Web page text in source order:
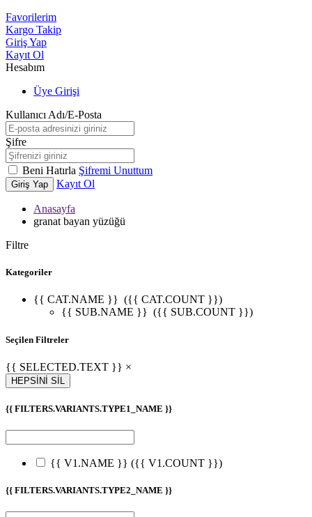
Favorilerim
Kargo Takip
Giriş Yap
Kayıt Ol
Hesabım
Üye Girişi
Kullanıcı Adı/E-Posta
Şifre
Beni Hatırla Şifremi Unuttum
Giriş Yap Kayıt Ol
Anasayfa
granat bayan yüzüğü
Filtre
Kategoriler
{{ CAT.NAME }} ({{ CAT.COUNT }})
{{ SUB.NAME }} ({{ SUB.COUNT }})
Seçilen Filtreler
{{ SELECTED.TEXT }} ×
HEPSİNİ SİL
{{ FILTERS.VARIANTS.TYPE1_NAME }}
{{ V1.NAME }} ({{ V1.COUNT }})
{{ FILTERS.VARIANTS.TYPE2_NAME }}